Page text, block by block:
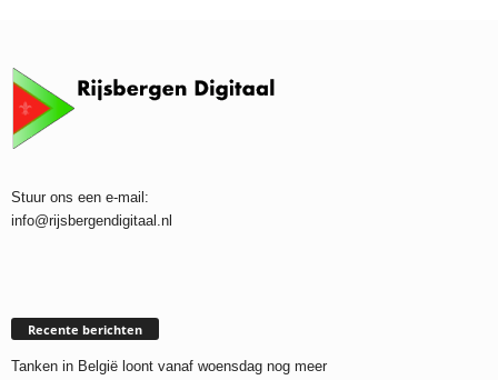
Stuur ons een e-mail:
info@rijsbergendigitaal.nl
Recente berichten
Tanken in België loont vanaf woensdag nog meer